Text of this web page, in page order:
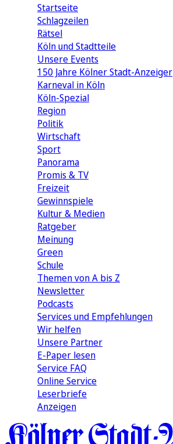
Startseite
Schlagzeilen
Rätsel
Köln und Stadtteile
Unsere Events
150 Jahre Kölner Stadt-Anzeiger
Karneval in Köln
Köln-Spezial
Region
Politik
Wirtschaft
Sport
Panorama
Promis & TV
Freizeit
Gewinnspiele
Kultur & Medien
Ratgeber
Meinung
Green
Schule
Themen von A bis Z
Newsletter
Podcasts
Services und Empfehlungen
Wir helfen
Unsere Partner
E-Paper lesen
Service FAQ
Online Service
Leserbriefe
Anzeigen